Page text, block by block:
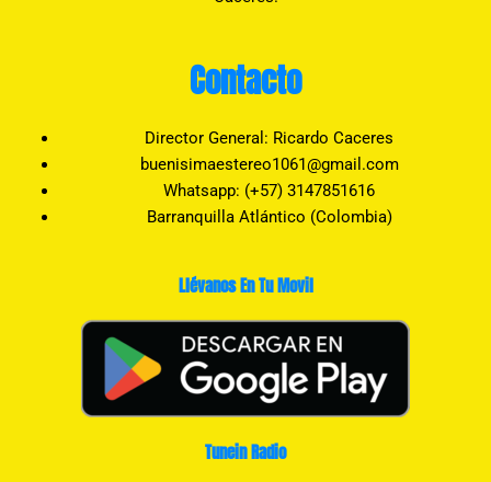
Contacto
Director General: Ricardo Caceres
buenisimaestereo1061@gmail.com
Whatsapp: (+57) 3147851616
Barranquilla Atlántico (Colombia)
Llévanos En Tu Movil
Tunein Radio